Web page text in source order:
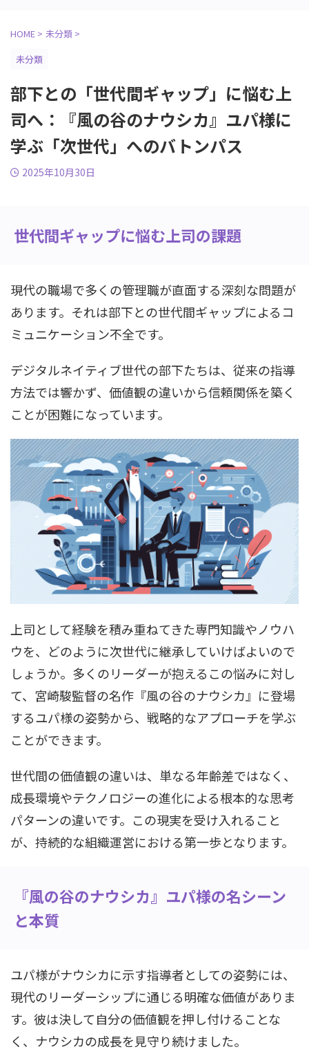
HOME > 未分類 >
未分類
部下との「世代間ギャップ」に悩む上
司へ：『風の谷のナウシカ』ユパ様に
学ぶ「次世代」へのバトンパス
2025年10月30日
世代間ギャップに悩む上司の課題
現代の職場で多くの管理職が直面する深刻な問題が
あります。それは部下との世代間ギャップによるコ
ミュニケーション不全です。
デジタルネイティブ世代の部下たちは、従来の指導
方法では響かず、価値観の違いから信頼関係を築く
ことが困難になっています。
上司として経験を積み重ねてきた専門知識やノウハ
ウを、どのように次世代に継承していけばよいので
しょうか。多くのリーダーが抱えるこの悩みに対し
て、宮崎駿監督の名作『風の谷のナウシカ』に登場
するユパ様の姿勢から、戦略的なアプローチを学ぶ
ことができます。
世代間の価値観の違いは、単なる年齢差ではなく、
成長環境やテクノロジーの進化による根本的な思考
パターンの違いです。この現実を受け入れること
が、持続的な組織運営における第一歩となります。
『風の谷のナウシカ』ユパ様の名シーン
と本質
ユパ様がナウシカに示す指導者としての姿勢には、
現代のリーダーシップに通じる明確な価値がありま
す。彼は決して自分の価値観を押し付けることな
く、ナウシカの成長を見守り続けました。